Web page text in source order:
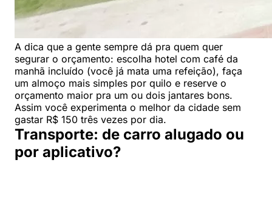
A dica que a gente sempre dá pra quem quer
segurar o orçamento: escolha hotel com café da
manhã incluído (você já mata uma refeição), faça
um almoço mais simples por quilo e reserve o
orçamento maior pra um ou dois jantares bons.
Assim você experimenta o melhor da cidade sem
gastar R$ 150 três vezes por dia.
Transporte: de carro alugado ou
por aplicativo?